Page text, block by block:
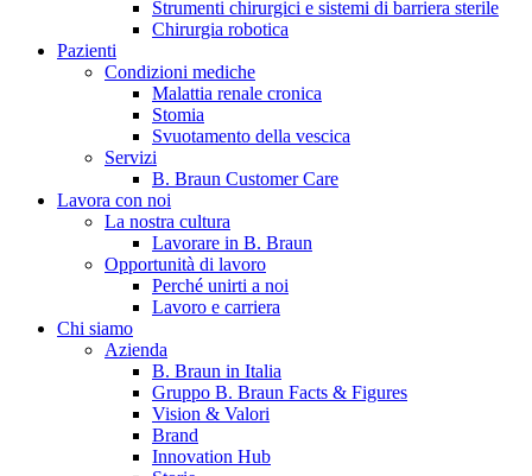
B. Braun in Italia
Scopri chi siamo ed entra nel mondo di B. Braun in Italia: 4
sedi, 4 aziende, più di 700 dipendenti e un Centro di
Eccellenza a livello globale.
Strumenti chirurgici e sistemi di barriera sterile
Chirurgia robotica
Pazienti
Condizioni mediche
Malattia renale cronica
Stomia
Svuotamento della vescica
Servizi
B. Braun Customer Care
Lavora con noi
La nostra cultura
Lavorare in B. Braun
Opportunità di lavoro
Perché unirti a noi
Lavoro e carriera
Chi siamo
Azienda
B. Braun in Italia
Gruppo B. Braun Facts & Figures
Vision & Valori
Brand
Innovation Hub